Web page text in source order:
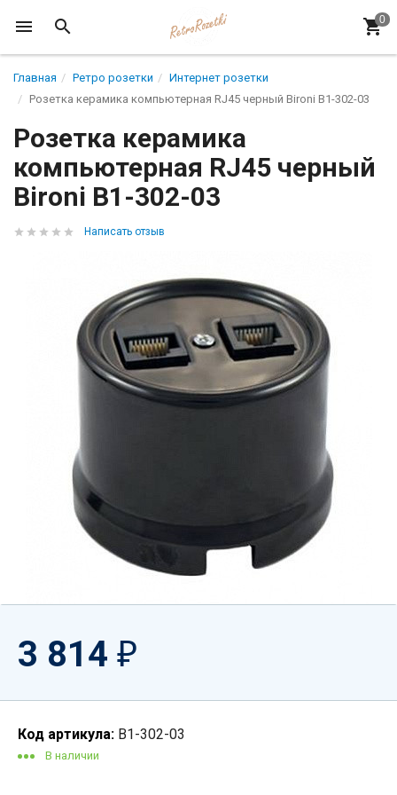
Главная Ретро розетки
Интернет розетки
Розетка керамика компьютерная RJ45 черный Bironi B1-302-03
Розетка керамика
компьютерная RJ45 черный
Bironi B1-302-03
Написать отзыв
3 814 ₽
Код артикула: B1-302-03
В наличии